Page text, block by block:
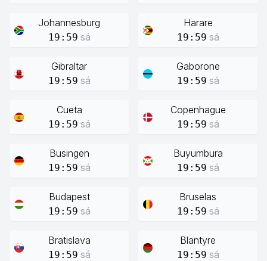
Johannesburg
19:59 sá
Harare
19:59 sá
Gibraltar
19:59 sá
Gaborone
19:59 sá
Cueta
19:59 sá
Copenhague
19:59 sá
Busingen
19:59 sá
Buyumbura
19:59 sá
Budapest
19:59 sá
Bruselas
19:59 sá
Bratislava
19:59 sá
Blantyre
19:59 sá